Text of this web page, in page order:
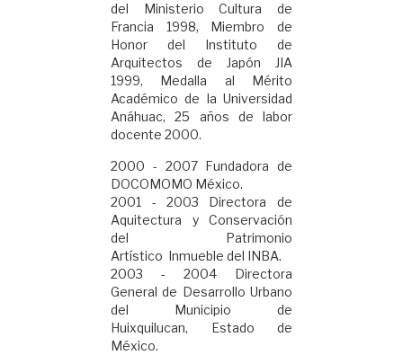
del Ministerio Cultura de
Francia 1998, Miembro de
Honor del Instituto de
Arquitectos de Japón JIA
1999, Medalla al Mérito
Académico de la Universidad
Anáhuac, 25 años de labor
docente 2000.
2000 - 2007 Fundadora de
DOCOMOMO México.
2001 - 2003 Directora de
Aquitectura y Conservación
del Patrimonio
Artístico Inmueble del INBA.
2003 - 2004 Directora
General de Desarrollo Urbano
del Municipio de
Huixquilucan, Estado de
México.